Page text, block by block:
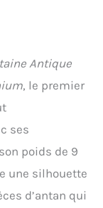
bassin -
lavage
pompe
ou
du
Diamètre
18 cm
bassin: 2
Antique
, le premier
ses
poids de 9
une silhouette
d’antan qui